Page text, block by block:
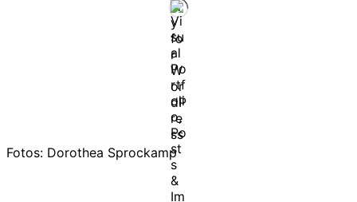
Fotos: Dorothea Sprockamp